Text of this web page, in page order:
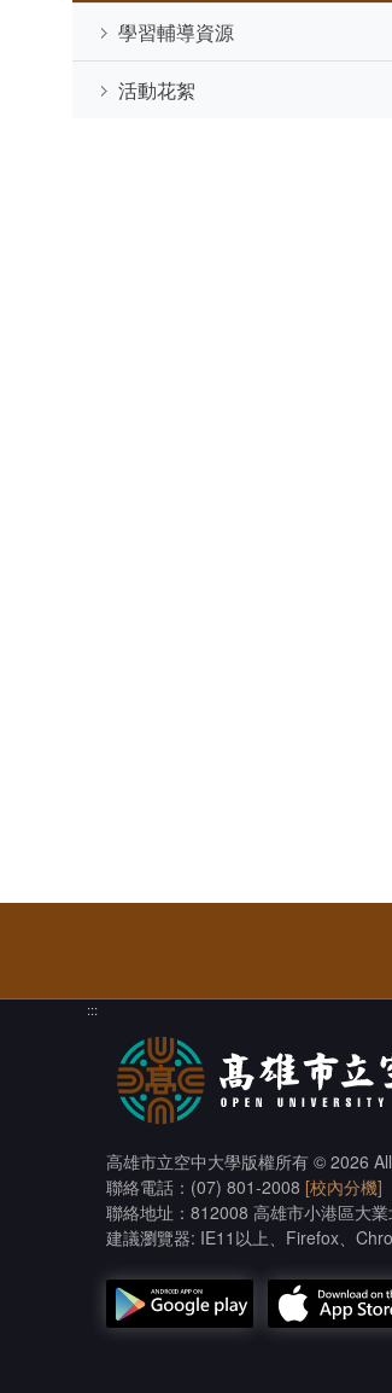
學習輔導資源
活動花絮
:::
高雄市立空中大學版權所有 © 2026
聯絡電話：(07) 801-2008 [校內分機]
聯絡地址：812008 高雄市小港區大
建議瀏覽器: IE11以上、Firefox、